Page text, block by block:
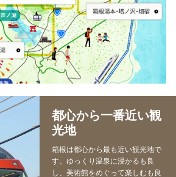
都心から一番近い観
光地
箱根は都心から最も近い観光地で
す。ゆっくり温泉に浸かるも良
し、美術館をめぐって楽しむも良